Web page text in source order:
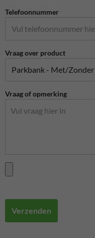
Telefoonnummer
Vraag over product
Vraag of opmerking
Verzenden